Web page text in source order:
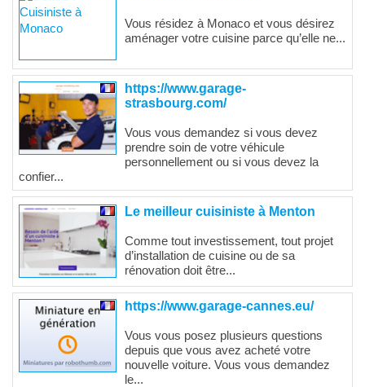
Vous résidez à Monaco et vous désirez
aménager votre cuisine parce qu’elle ne...
https://www.garage-
strasbourg.com/
Vous vous demandez si vous devez
prendre soin de votre véhicule
personnellement ou si vous devez la
confier...
Le meilleur cuisiniste à Menton
Comme tout investissement, tout projet
d’installation de cuisine ou de sa
rénovation doit être...
https://www.garage-cannes.eu/
Vous vous posez plusieurs questions
depuis que vous avez acheté votre
nouvelle voiture. Vous vous demandez
le...